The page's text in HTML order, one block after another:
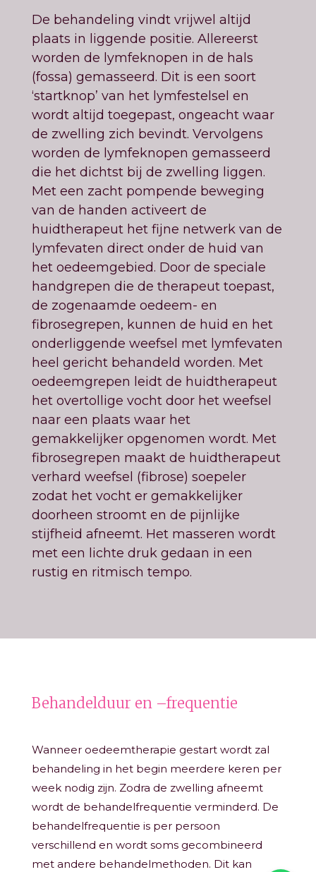
De behandeling vindt vrijwel altijd
plaats in liggende positie. Allereerst
worden de lymfeknopen in de hals
(fossa) gemasseerd. Dit is een soort
‘startknop’ van het lymfestelsel en
wordt altijd toegepast, ongeacht waar
de zwelling zich bevindt. Vervolgens
worden de lymfeknopen gemasseerd
die het dichtst bij de zwelling liggen.
Met een zacht pompende beweging
van de handen activeert de
huidtherapeut het fijne netwerk van de
lymfevaten direct onder de huid van
het oedeemgebied. Door de speciale
handgrepen die de therapeut toepast,
de zogenaamde oedeem- en
fibrosegrepen, kunnen de huid en het
onderliggende weefsel met lymfevaten
heel gericht behandeld worden. Met
oedeemgrepen leidt de huidtherapeut
het overtollige vocht door het weefsel
naar een plaats waar het
gemakkelijker opgenomen wordt. Met
fibrosegrepen maakt de huidtherapeut
verhard weefsel (fibrose) soepeler
zodat het vocht er gemakkelijker
doorheen stroomt en de pijnlijke
stijfheid afneemt. Het masseren wordt
met een lichte druk gedaan in een
rustig en ritmisch tempo.
Behandelduur en –frequentie
Wanneer oedeemtherapie gestart wordt zal
behandeling in het begin meerdere keren per
week nodig zijn. Zodra de zwelling afneemt
wordt de behandelfrequentie verminderd. De
behandelfrequentie is per persoon
verschillend en wordt soms gecombineerd
met andere behandelmethoden. Dit kan